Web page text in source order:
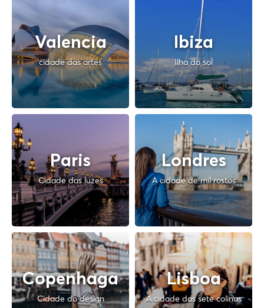
Valencia
cidade das artes
Ibiza
Ilha do sol
Paris
Cidade das luzes
Londres
A cidade de mil rostos
Copenhaga
Cidade do design
Lisboa
A cidade das sete colinas